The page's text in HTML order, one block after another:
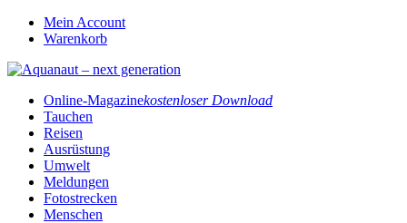
Mein Account
Warenkorb
Online-Magazinekostenloser Download
Tauchen
Reisen
Ausrüstung
Umwelt
Meldungen
Fotostrecken
Menschen